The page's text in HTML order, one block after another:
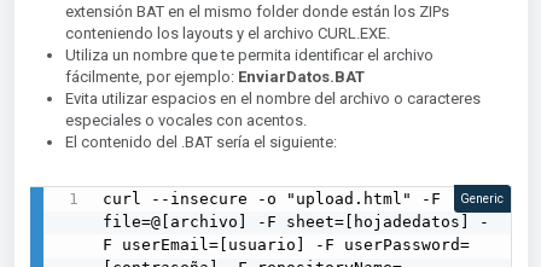
extensión BAT en el mismo folder donde están los ZIPs
conteniendo los layouts y el archivo CURL.EXE.
Utiliza un nombre que te permita identificar el archivo
fácilmente, por ejemplo: EnviarDatos.BAT
Evita utilizar espacios en el nombre del archivo o caracteres
especiales o vocales con acentos.
El contenido del .BAT sería el siguiente:
curl --insecure -o "upload.html" -F
file=@[archivo] -F sheet=[hojadedatos] -
F userEmail=[usuario] -F userPassword=
Generic